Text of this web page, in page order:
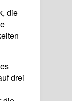
die
drei